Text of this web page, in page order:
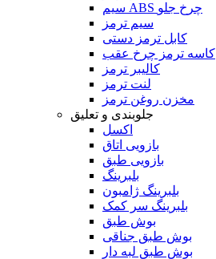
سیم ABS چرخ جلو
سیم ترمز
کابل ترمز دستی
کاسه ترمز چرخ عقب
کالیبر ترمز
لنت ترمز
مخزن روغن ترمز
جلوبندی و تعلیق
اکسل
بازویی اتاق
بازویی طبق
بلبرینگ
بلبرینگ ژامبون
بلبرینگ سر کمک
بوش طبق
بوش طبق جناقی
بوش طبق لبه دار